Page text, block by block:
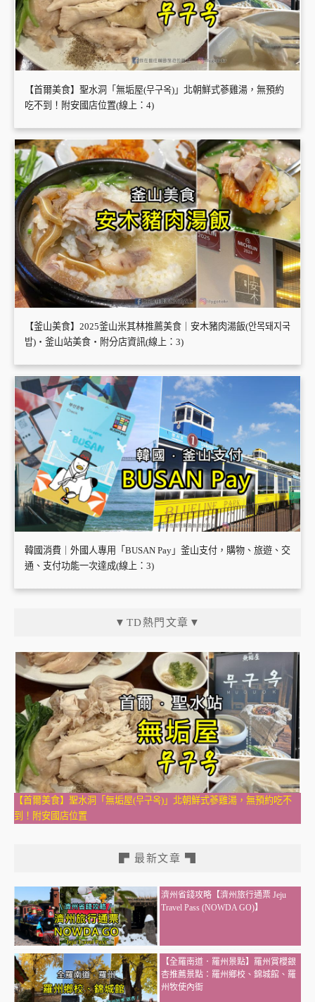
【首爾美食】聖水洞「無垢屋(무구옥)」北朝鮮式蔘雞湯，無預約
吃不到！附安國店位置(線上：4)
【釜山美食】2025釜山米其林推薦美食｜安木豬肉湯飯(안목돼지국
밥)・釜山站美食・附分店資訊(線上：3)
韓國消費｜外國人專用「BUSAN Pay」釜山支付，購物、旅遊、交
通、支付功能一次達成(線上：3)
▼TD熱門文章▼
【首爾美食】聖水洞「無垢屋(무구옥)」北朝鮮式蔘雞湯，無預約吃不
到！附安國店位置
▛ 最新文章 ▜
濟州省錢攻略【濟州旅行通票 Jeju
Travel Pass (NOWDA GO)】
【全羅南道．羅州景點】羅州賞櫻銀
杏推薦景點：羅州鄉校、錦城館、羅
州牧使內衙